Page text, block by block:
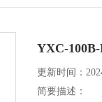
YXC-
更新时间：
简要描述：